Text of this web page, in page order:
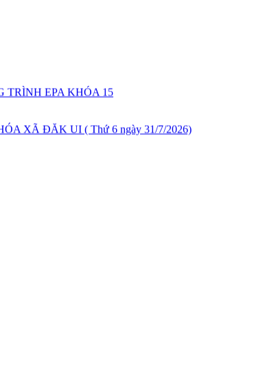
EPA KHÓA 15
XÃ ĐĂK UI ( Thứ 6 ngày 31/7/2026)